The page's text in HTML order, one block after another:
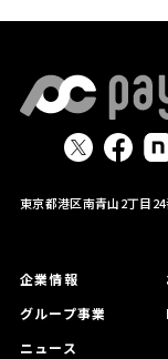
ペイクラウドホ
山2-24-15 青山タ
個人情報保護担
東京都港区南青山2丁目
企業情報
グループ事業
ニュース